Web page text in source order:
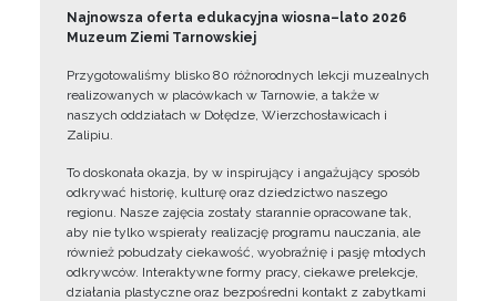
Najnowsza oferta edukacyjna wiosna–lato 2026
Muzeum Ziemi Tarnowskiej
Przygotowaliśmy blisko 80 różnorodnych lekcji muzealnych
realizowanych w placówkach w Tarnowie, a także w
naszych oddziałach w Dołędze, Wierzchosławicach i
Zalipiu.
To doskonała okazja, by w inspirujący i angażujący sposób
odkrywać historię, kulturę oraz dziedzictwo naszego
regionu. Nasze zajęcia zostały starannie opracowane tak,
aby nie tylko wspierały realizację programu nauczania, ale
również pobudzały ciekawość, wyobraźnię i pasję młodych
odkrywców. Interaktywne formy pracy, ciekawe prelekcje,
działania plastyczne oraz bezpośredni kontakt z zabytkami